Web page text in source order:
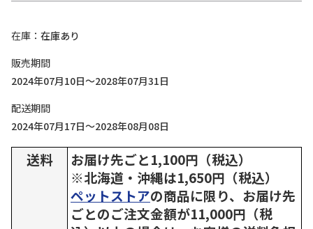
在庫
在庫あり
販売期間
2024年07月10日～2028年07月31日
配送期間
2024年07月17日～2028年08月08日
送料
お届け先ごと1,100円（税込）
※北海道・沖縄は1,650円（税込）
ペットストアの商品に限り、お届け先
ごとのご注文金額が11,000円（税